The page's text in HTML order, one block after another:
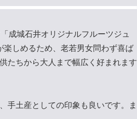
成城石井オリジナルフルーツジュ
しめるため、老若男女問わず喜ば
たちから大人まで幅広く好まれます
手土産としての印象も良いです。ま